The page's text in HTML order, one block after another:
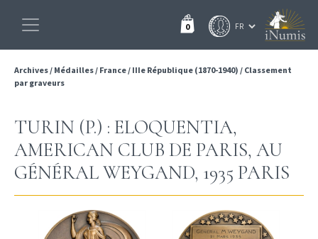
0
Archives/ Médailles/ France/ IIIe République (1870-1940) / Classement
par graveurs
TURIN (P.) : ELOQUENTIA,
AMERICAN CLUB DE PARIS, AU
GÉNÉRAL WEYGAND, 1935 PARIS